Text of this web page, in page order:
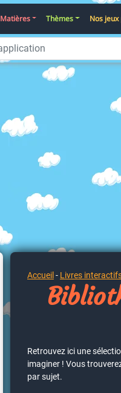
Matières Thèmes Nos
Accueil - Livres
Retrouvez ici une
imaginer ! Vous
par sujet.